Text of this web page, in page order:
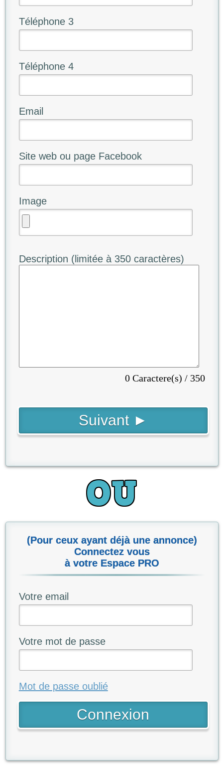
Téléphone 3
Téléphone 4
Email
Site web ou page Facebook
Image
Description (limitée à 350 caractères)
0 Caractere(s) / 350
(Pour ceux ayant déjà une annonce)
Connectez vous
à votre Espace PRO
Votre email
Votre mot de passe
Mot de passe oublié